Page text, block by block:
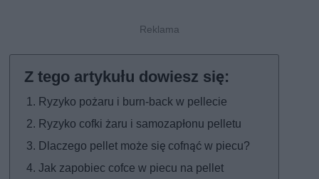
Ryzyko pożaru i burn-back w pellecie
Ryzyko cofki żaru i samozapłonu pelletu
Dlaczego pellet może się cofnąć w piecu?
Jak zapobiec cofce w piecu na pellet